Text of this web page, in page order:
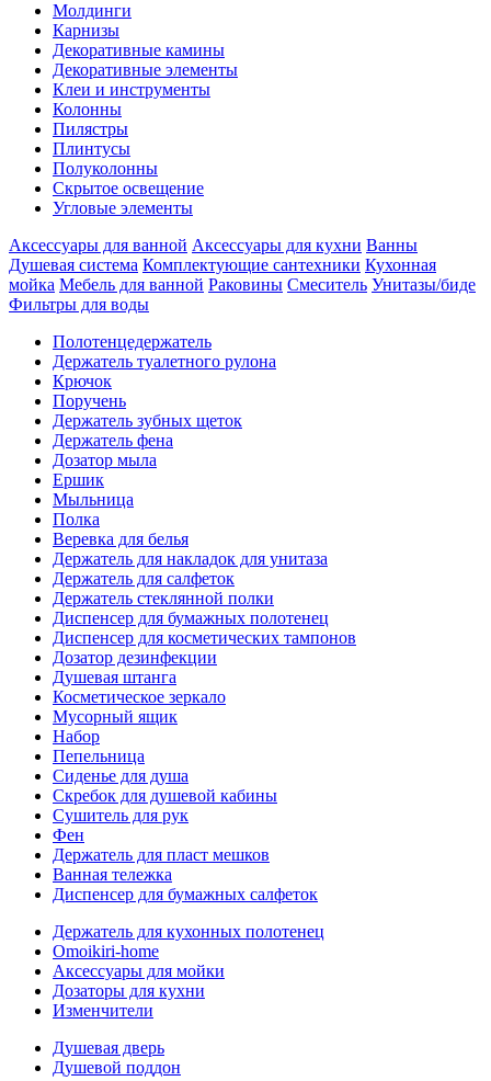
Молдинги
Карнизы
Декоративные камины
Декоративные элементы
Клеи и инструменты
Колонны
Пилястры
Плинтусы
Полуколонны
Скрытое освещение
Угловые элементы
Аксессуары для ванной Аксессуары для кухни Ванны
Душевая система Комплектующие сантехники Кухонная
мойка Мебель для ванной Раковины Смеситель Унитазы/биде
Фильтры для воды
Полотенцедержатель
Держатель туалетного рулона
Крючок
Поручень
Держатель зубных щеток
Держатель фена
Дозатор мыла
Eршик
Мыльница
Полка
Веревка для белья
Держатель для накладок для унитаза
Держатель для салфеток
Держатель стеклянной полки
Диспенсер для бумажных полотенец
Диспенсер для косметических тампонов
Дозатор дезинфекции
Душевая штанга
Косметическое зеркало
Мусорный ящик
Набор
Пепельница
Сиденье для душа
Скребок для душевой кабины
Сушитель для рук
Фен
Держатель для пласт мешков
Ванная тележка
Диспенсер для бумажных салфеток
Держатель для кухонных полотенец
Omoikiri-home
Аксессуары для мойки
Дозаторы для кухни
Изменчители
Душевая дверь
Душевой поддон